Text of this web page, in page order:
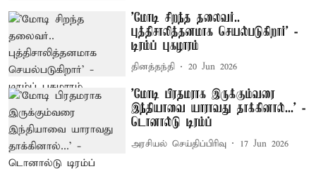
’மோடி சிறந்த தலைவர்..
புத்திசாலித்தனமாக செயல்படுகிறார்’ -
டிரம்ப் புகழாரம்
தினத்தந்தி 20 Jun 2026
'மோடி பிரதமராக இருக்கும்வரை
இந்தியாவை யாராவது தாக்கினால்...’ -
டொனால்டு டிரம்ப்
அரசியல் செய்திப்பிரிவு 17 Jun 2026